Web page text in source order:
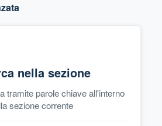
nella sezione
tramite parole chiave all'interno
sezione corrente